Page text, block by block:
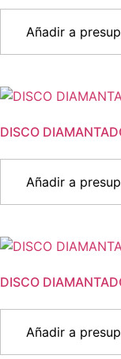
Añadir a
DISCO
Añadir a
DISCO
Añadir a